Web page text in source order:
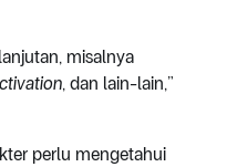
misalnya
, dan lain-lain,”
perlu mengetahui